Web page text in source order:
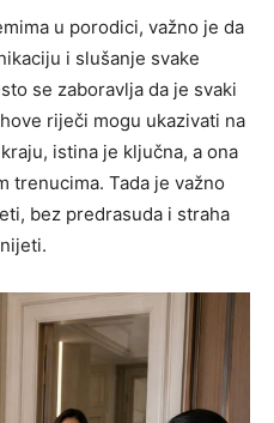
u porodici, važno je da
i slušanje svake
se zaboravlja da je svaki
riječi mogu ukazivati na
istina je ključna, a ona
trenucima. Tada je važno
bez predrasuda i straha